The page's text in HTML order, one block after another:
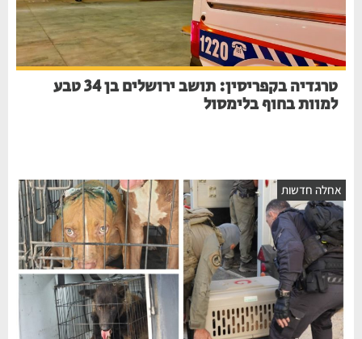
טרגדיה בקפריסין: תושב ירושלים בן 34 טבע
למוות בחוף בלימסול
חדשות